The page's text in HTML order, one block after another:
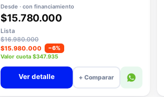
📍 CPD Maipú
Desde · con financiamiento
$15.780.000
Lista
$16.980.000
$15.980.000
−6%
Valor cuota $347.935
+ Comparar